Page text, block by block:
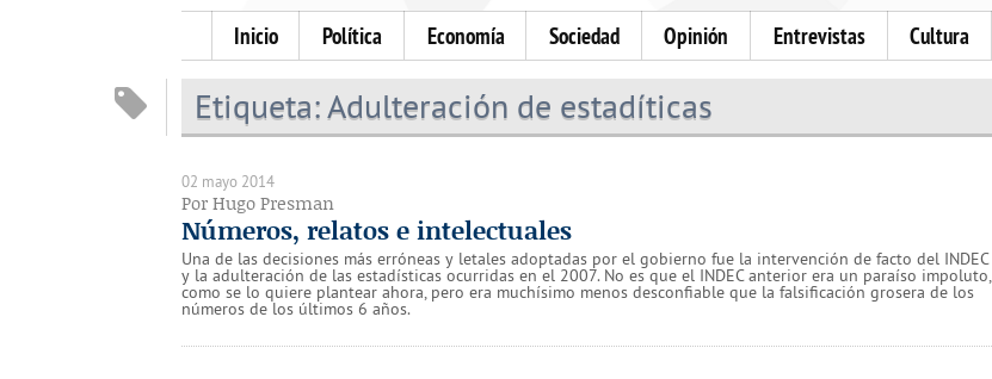
Inicio Política Economía Sociedad Opinión Entrevistas Cultura
Etiqueta:Adulteración de estadíticas
02 mayo 2014
Por Hugo Presman
Números, relatos e intelectuales
Una de las decisiones más erróneas y letales adoptadas por el gobierno fue la intervención de facto del INDEC
y la adulteración de las estadísticas ocurridas en el 2007. No es que el INDEC anterior era un paraíso impoluto,
como se lo quiere plantear ahora, pero era muchísimo menos desconfiable que la falsificación grosera de los
números de los últimos 6 años.